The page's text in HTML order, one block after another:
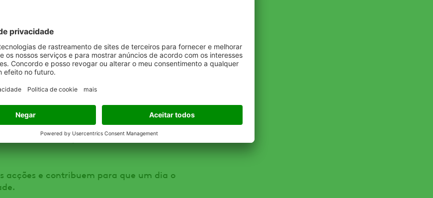
os desafios é um motivo de orgulho para
e energia é parte de quem somos e o
tanto o trabalho que realizamos.
passar pela complexidade para chegar
mais complexo, parte da nossa contribuição
e que funcionem. Simples.
uma força cada vez maior no nosso
melhor os talentos e o conhecimento
O que fazemos é bom para a
o trabalho é algo pessoal e emocional e que
altos níveis de profissionalismo e
acções e contribuem para que um dia o